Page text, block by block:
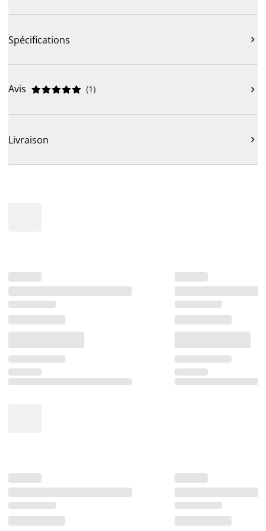
Spécifications 
Avis 




 (1) 
Livraison 